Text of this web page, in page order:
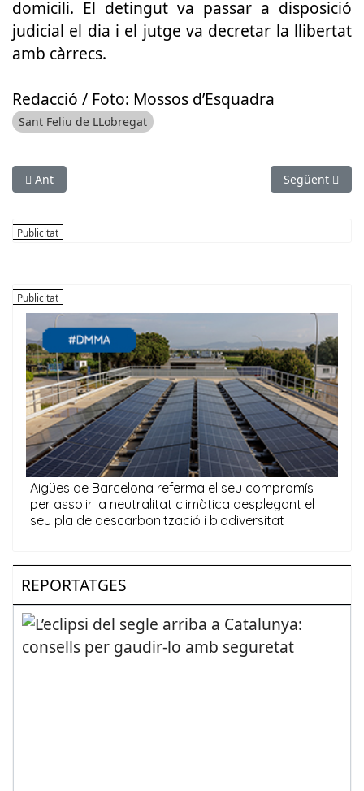
domicili. El detingut va passar a disposició
judicial el dia i el jutge va decretar la llibertat
amb càrrecs.
Redacció / Foto: Mossos d’Esquadra
Sant Feliu de LLobregat
Article anterior: Detenen un presumpte atracador de taxistes
Ant Article
Següent
REPORTATGES